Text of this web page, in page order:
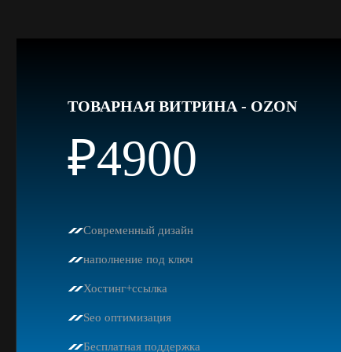
ТОВАРНАЯ ВИТРИНА - OZON
₽4900
Современный дизайн
наполнение под ключ
Хостинг+ссылка
Seo оптимизация
Бесплатная поддержка